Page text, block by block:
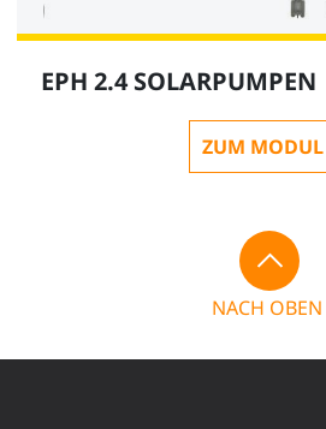
EPH 2.4 SOLARPUMPEN
ZUM MODUL
NACH OBEN